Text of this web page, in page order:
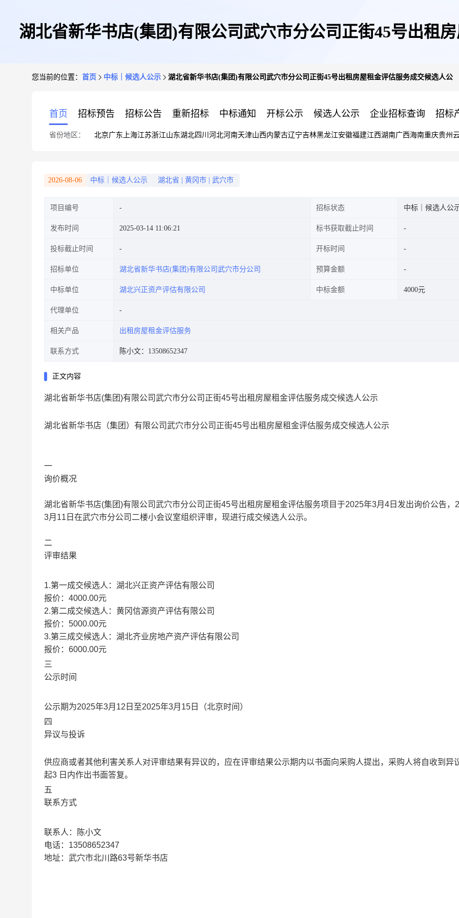
湖北省新华书店(集团)有限公司武穴市分公司正街45号出租
您当前的位置： 首页 中标｜候选人公示 湖北省新华书店(集团)有限公司武穴市分公司正街45号出租房屋租金评估服务成交候选人公
首页 招标预告 招标公告 重新招标 中标通知 开标公示 候选人公示 企业招标查询 招标
省份地区： 北京广东 上海江苏浙江山东湖北四川 河北河南天津山西内蒙古辽宁吉林黑龙江安徽福建江西湖南广西海南重庆贵州
2026-08-06 中标｜候选人公示 湖北省 黄冈市 武穴市
项目编号 招标状态 中标｜候选人公
发布时间 2025-03-14 11:06:21 标书获取截止时间
投标截止时间 开标时间
招标单位 湖北省新华书店(集团)有限公司武穴市分公司 预算金额
中标单位 湖北兴正资产评估有限公司 中标金额 4000元
代理单位
相关产品 出租房屋租金评估服务
联系方式 陈小文：13508652347
正文内容
湖北省新华书店(集团)有限公司武穴市分公司正街45号出租房屋租金评估服务成交候选人公示
湖北省新华书店（集团）有限公司武穴市分公司正街45号出租房屋租金评估服务成交候选人公示
一
询价概况
湖北省新华书店(集团)有限公司武穴市分公司正街45号出租房屋租金评估服务项目于2025年3月4日发出询价公告，
3月11日在武穴市分公司二楼小会议室组织评审，现进行成交候选人公示。
二
评审结果
1.第一成交候选人：湖北兴正资产评估有限公司
报价：4000.00元
2.第二成交候选人：黄冈信源资产评估有限公司
报价：5000.00元
3.第三成交候选人：湖北齐业房地产资产评估有限公司
报价：6000.00元
三
公示时间
公示期为2025年3月12日至2025年3月15日（北京时间）
四
异议与投诉
供应商或者其他利害关系人对评审结果有异议的，应在评审结果公示期内以书面向采购人提出，采购人将自收到异
起3 日内作出书面答复。
五
联系方式
联系人：陈小文
电话：13508652347
地址：武穴市北川路63号新华书店